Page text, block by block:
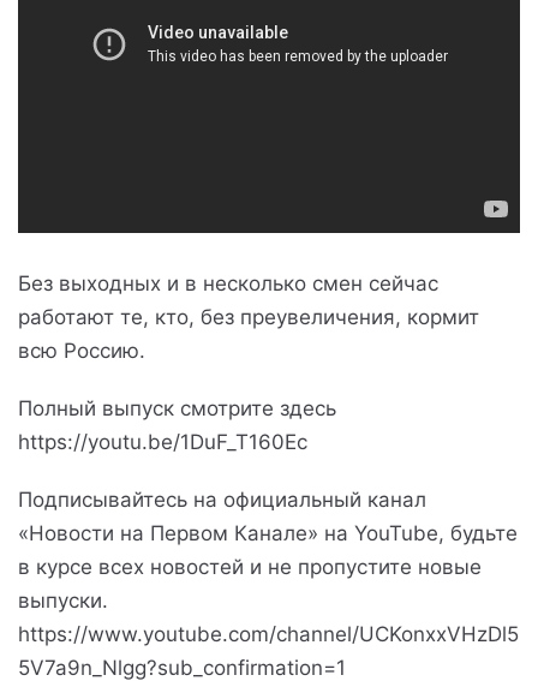
Без выходных и в несколько смен сейчас
работают те, кто, без преувеличения, кормит
всю Россию.
Полный выпуск смотрите здесь
https://youtu.be/1DuF_T160Ec
Подписывайтесь на официальный канал
«Новости на Первом Канале» на YouTube, будьте
в курсе всех новостей и не пропустите новые
выпуски.
https://www.youtube.com/channel/UCKonxxVHzDl5
5V7a9n_Nlgg?sub_confirmation=1